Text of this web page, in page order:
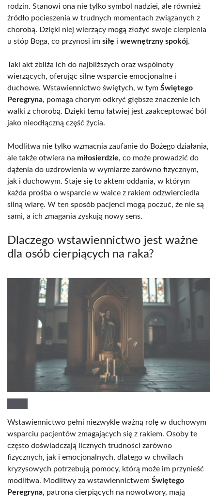
rodzin. Stanowi ona nie tylko symbol nadziei, ale również
źródło pocieszenia w trudnych momentach związanych z
chorobą. Dzięki niej wierzący mogą złożyć swoje cierpienia
u stóp Boga, co przynosi im siłę i wewnętrzny spokój.
Taki akt zbliża ich do najbliższych oraz wspólnoty
wierzących, oferując silne wsparcie emocjonalne i
duchowe. Wstawiennictwo świętych, w tym Świętego
Peregryna, pomaga chorym odkryć głębsze znaczenie ich
walki z chorobą. Dzięki temu łatwiej jest zaakceptować ból
jako nieodłączną część życia.
Modlitwa nie tylko wzmacnia zaufanie do Bożego działania,
ale także otwiera na miłosierdzie, co może prowadzić do
dążenia do uzdrowienia w wymiarze zarówno fizycznym,
jak i duchowym. Staje się to aktem oddania, w którym
każda prośba o wsparcie w walce z rakiem odzwierciedla
silną wiarę. W ten sposób pacjenci mogą poczuć, że nie są
sami, a ich zmagania zyskują nowy sens.
Dlaczego wstawiennictwo jest ważne
dla osób cierpiących na raka?
Wstawiennictwo pełni niezwykle ważną rolę w duchowym
wsparciu pacjentów zmagających się z rakiem. Osoby te
często doświadczają licznych trudności zarówno
fizycznych, jak i emocjonalnych, dlatego w chwilach
kryzysowych potrzebują pomocy, którą może im przynieść
modlitwa. Modlitwy za wstawiennictwem Świętego
Peregryna, patrona cierpiących na nowotwory, mają